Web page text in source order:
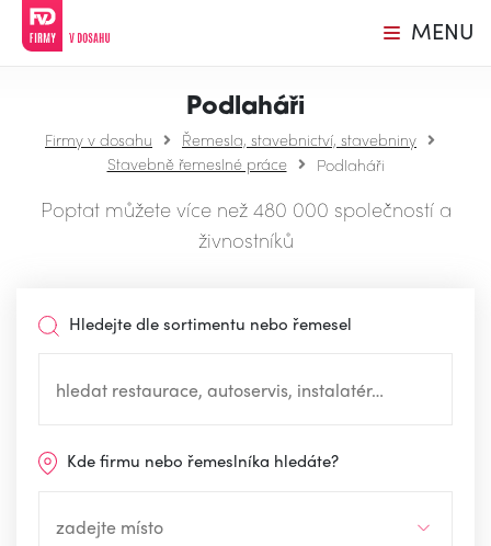
MENU
Podlaháři
Firmy v dosahu
Řemesla, stavebnictví, stavebniny
Stavebně řemeslné práce
Podlaháři
Poptat můžete více než 480 000 společností a
živnostníků
Hledejte dle sortimentu nebo řemesel
Kde firmu nebo řemeslníka hledáte?